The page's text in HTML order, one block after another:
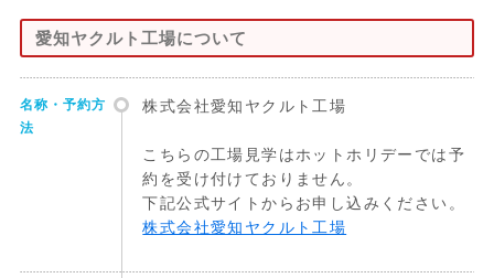
愛知ヤクルト工場について
名称・予約方
法
株式会社愛知ヤクルト工場
こちらの工場見学はホットホリデーでは予
約を受け付けておりません。
下記公式サイトからお申し込みください。
株式会社愛知ヤクルト工場